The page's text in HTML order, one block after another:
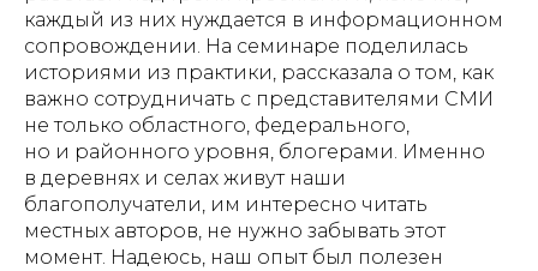
каждый из них нуждается в информационном
сопровождении. На семинаре поделилась
историями из практики, рассказала о том, как
важно сотрудничать с представителями СМИ
не только областного, федерального,
но и районного уровня, блогерами. Именно
в деревнях и селах живут наши
благополучатели, им интересно читать
местных авторов, не нужно забывать этот
момент. Надеюсь, наш опыт был полезен